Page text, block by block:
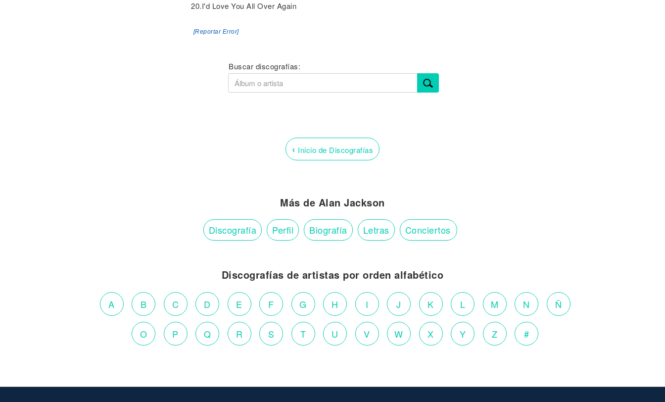
20.I'd Love You All Over Again
[Reportar Error]
Buscar discografías:
‹ Inicio de Discografías
Más de Alan Jackson
Discografía Perfil Biografía Letras Conciertos
Discografías de artistas por orden alfabético
A B C D E F G H I J K L M N Ñ
O P Q R S T U V W X Y Z #